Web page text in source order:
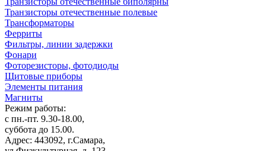
Транзисторы отечественные полевые
Трансформаторы
Ферриты
Фильтры, линии задержки
Фонари
Фоторезисторы, фотодиоды
Щитовые приборы
Элементы питания
Магниты
Режим работы:
с пн.-пт. 9.30-18.00,
суббота до 15.00.
Адрес: 443092, г.Самара,